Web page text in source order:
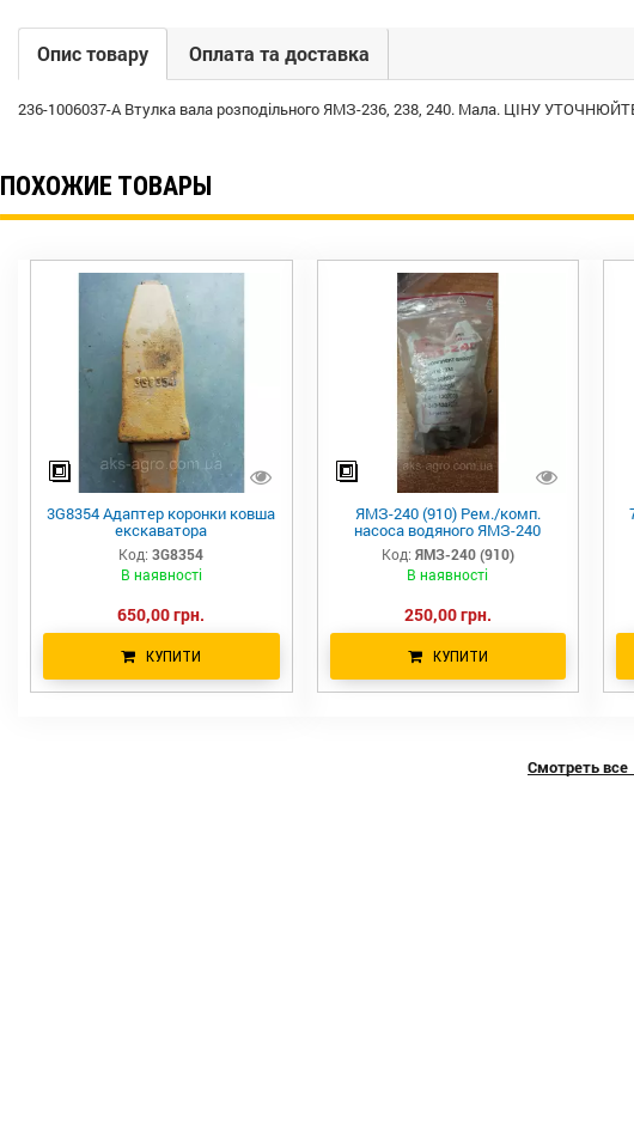
Опис товару Оплата та доставка
236-1006037-А Втулка вала розподільного ЯМЗ-236, 238, 240. Мала. ЦІНУ
ПОХОЖИЕ ТОВАРЫ
3G8354 Адаптер коронки ковша
екскаватора
Код: 3G8354
В наявності
650,00 грн.
КУПИТИ
ЯМЗ-240 (910) Рем./комп.
насоса водяного ЯМЗ-240
Код: ЯМЗ-240 (910)
В наявності
250,00 грн.
КУПИТИ
Смотреть все